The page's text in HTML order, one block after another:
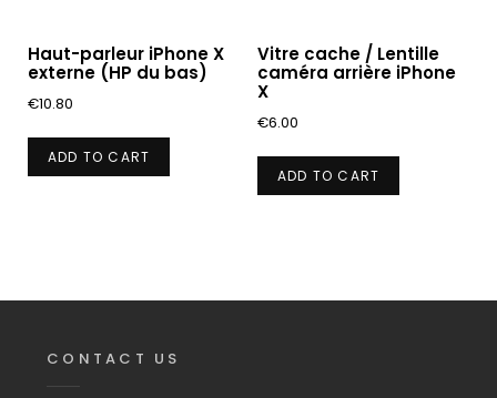
Haut-parleur iPhone X
externe (HP du bas)
€10.80
ADD TO CART
Vitre cache / Lentille
caméra arrière iPhone
X
€6.00
ADD TO CART
CONTACT US